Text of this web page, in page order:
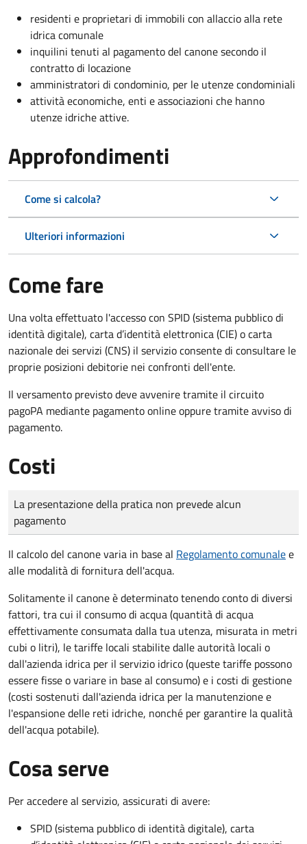
residenti e proprietari di immobili con allaccio alla rete
idrica comunale
inquilini tenuti al pagamento del canone secondo il
contratto di locazione
amministratori di condominio, per le utenze condominiali
attività economiche, enti e associazioni che hanno
utenze idriche attive.
Approfondimenti
Come si calcola?
Ulteriori informazioni
Come fare
Una volta effettuato l'accesso con SPID (sistema pubblico di
identità digitale), carta d’identità elettronica (CIE) o carta
nazionale dei servizi (CNS) il servizio consente di consultare le
proprie posizioni debitorie nei confronti dell'ente.
Il versamento previsto deve avvenire tramite il circuito
pagoPA mediante pagamento online oppure tramite avviso di
pagamento.
Costi
Tipo di pagamento
Importo
La presentazione della pratica non prevede alcun
pagamento
Il calcolo del canone varia in base al Regolamento comunalee
alle modalità di fornitura dell'acqua.
Solitamente il canone è determinato tenendo conto di diversi
fattori, tra cui il consumo di acqua (quantità di acqua
effettivamente consumata dalla tua utenza, misurata in metri
cubi o litri), le tariffe locali stabilite dalle autorità locali o
dall'azienda idrica per il servizio idrico (queste tariffe possono
essere fisse o variare in base al consumo) e i costi di gestione
(costi sostenuti dall'azienda idrica per la manutenzione e
l'espansione delle reti idriche, nonché per garantire la qualità
dell'acqua potabile).
Cosa serve
Per accedere al servizio, assicurati di avere:
SPID (sistema pubblico di identità digitale), carta